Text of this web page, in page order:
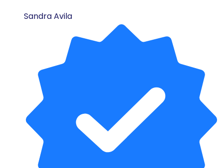
Sandra Avila